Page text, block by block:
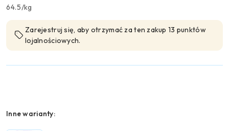
64.5/kg
Zarejestruj się, aby otrzymać za ten zakup 13 punktów
lojalnościowych.
Wariant
Inne warianty: